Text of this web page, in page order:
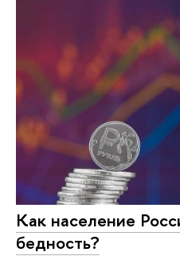
Как население
бедность?